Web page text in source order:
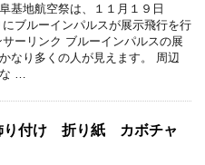
基地航空祭は、１１月１９日
にブルーインパルスが展示飛行を行
ーリンク ブルーインパルスの展
なり多くの人が見えます。 周辺
…
り付け 折り紙 カボチャ